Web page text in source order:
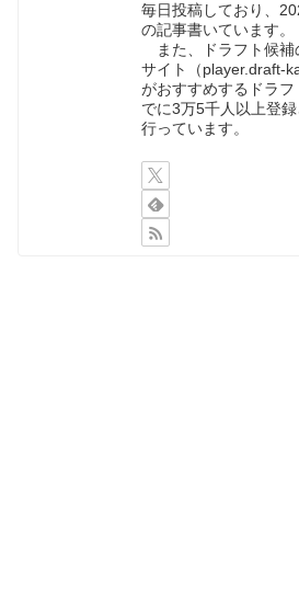
毎日投稿しており、
の記事書いています。
また、ドラフト候補
サイト（player.draft-
がおすすめするドラ
でに3万5千人以上登
行っています。